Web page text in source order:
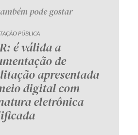
pode gostar
PÚBLICA
é válida a
de
apresentada
digital com
eletrônica